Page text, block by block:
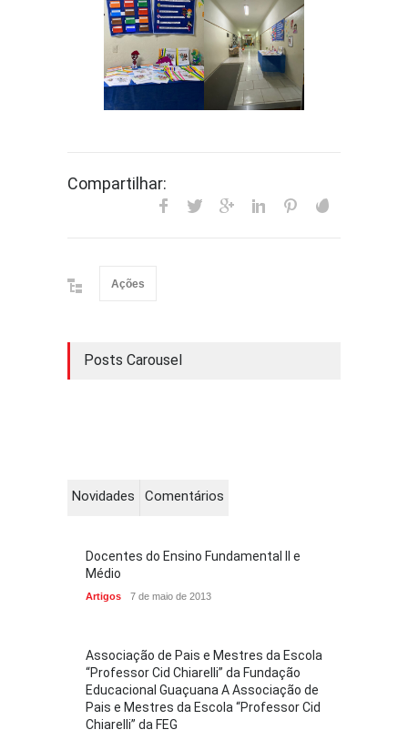
Compartilhar:
Ações
Posts Carousel
Novidades Comentários
Docentes do Ensino Fundamental II e
Médio
Artigos 7 de maio de 2013
Associação de Pais e Mestres da Escola
“Professor Cid Chiarelli” da Fundação
Educacional Guaçuana A Associação de
Pais e Mestres da Escola “Professor Cid
Chiarelli” da FEG